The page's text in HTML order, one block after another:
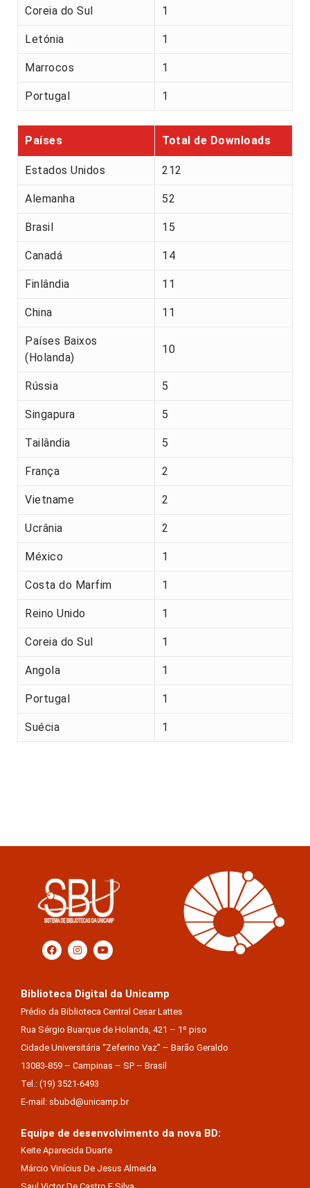
Coreia do Sul 1
Letónia 1
Marrocos 1
Portugal 1
Países Total de Downloads
Estados Unidos 212
Alemanha 52
Brasil 15
Canadá 14
Finlândia 11
China 11
Países Baixos
(Holanda)
10
Rússia 5
Singapura 5
Tailândia 5
França 2
Vietname 2
Ucrânia 2
México 1
Costa do Marfim 1
Reino Unido 1
Coreia do Sul 1
Angola 1
Portugal 1
Suécia 1
Biblioteca Digital da Unicamp
Prédio da Biblioteca Central Cesar Lattes
Rua Sérgio Buarque de Holanda, 421 – 1º piso
Cidade Universitária “Zeferino Vaz” – Barão Geraldo
13083-859 – Campinas – SP – Brasil
Tel.: (19) 3521-6493
E-mail: sbubd@unicamp.br
Equipe de desenvolvimento da nova BD:
Keite Aparecida Duarte
Márcio Vinícius De Jesus Almeida